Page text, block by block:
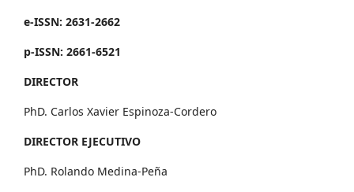
e-ISSN: 2631-2662
p-ISSN: 2661-6521
DIRECTOR
PhD. Carlos Xavier Espinoza-Cordero
DIRECTOR EJECUTIVO
PhD. Rolando Medina-Peña